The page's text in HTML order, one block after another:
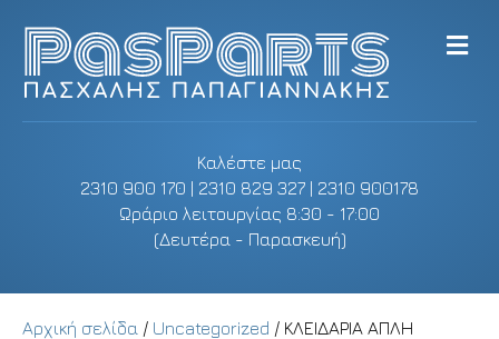
Καλέστε μας
2310 900 170 | 2310 829 327 | 2310 900178
Ωράριο λειτουργίας 8:30 - 17:00
(Δευτέρα - Παρασκευή)
M
e
Αρχική σελίδα / Uncategorized / ΚΛΕΙΔΑΡΙΑ ΑΠΛΗ